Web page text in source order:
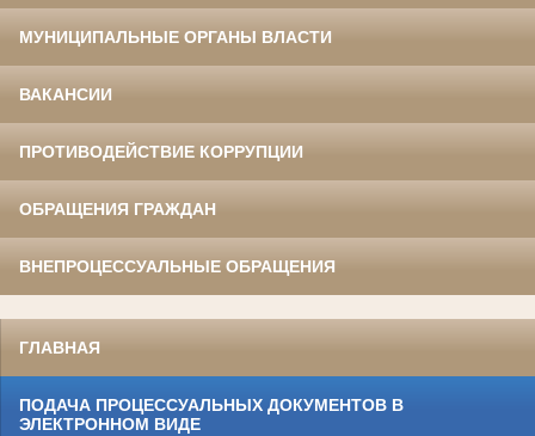
МУНИЦИПАЛЬНЫЕ ОРГАНЫ ВЛАСТИ
ВАКАНСИИ
ПРОТИВОДЕЙСТВИЕ КОРРУПЦИИ
ОБРАЩЕНИЯ ГРАЖДАН
ВНЕПРОЦЕССУАЛЬНЫЕ ОБРАЩЕНИЯ
ГЛАВНАЯ
ПОДАЧА ПРОЦЕССУАЛЬНЫХ ДОКУМЕНТОВ В
ЭЛЕКТРОННОМ ВИДЕ